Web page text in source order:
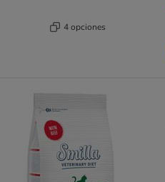
4 opciones